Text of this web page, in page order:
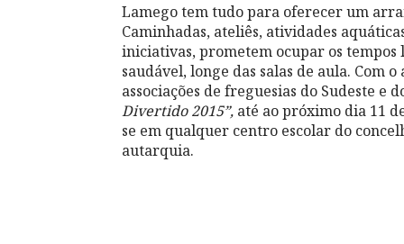
Lamego tem tudo para oferecer um
Caminhadas, ateliês, atividades
iniciativas, prometem ocupar os tempos
saudável, longe das salas de aula. Com
associações de freguesias do Sudeste
Divertido 2015”, até ao próximo dia 11
se em qualquer centro escolar do
autarquia.